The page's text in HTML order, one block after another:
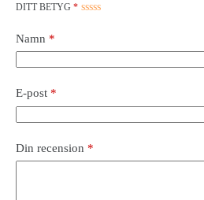
DITT BETYG *
Namn *
E-post *
Din recension *